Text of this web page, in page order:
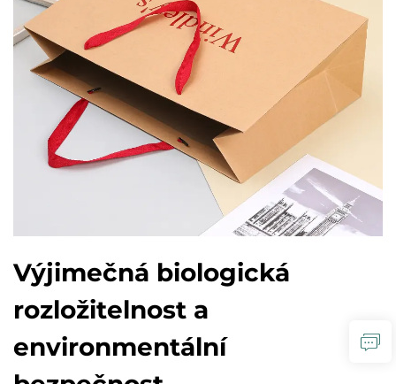
Výjimečná biologická
rozložitelnost a
environmentální